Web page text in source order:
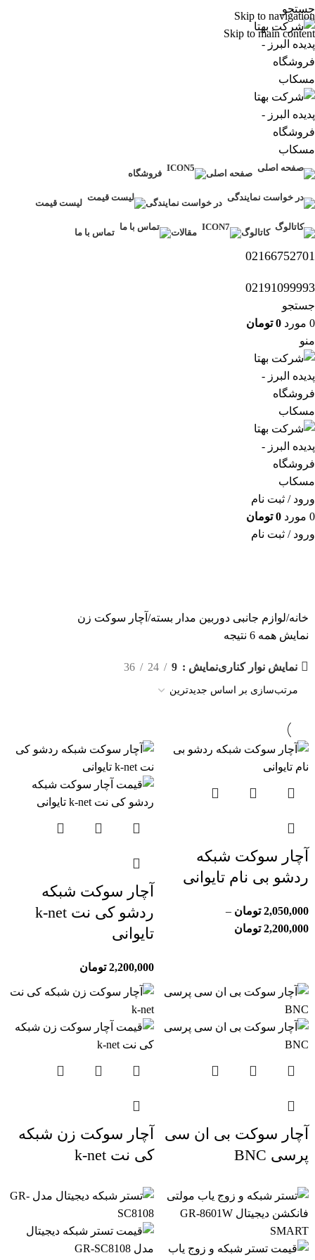
Skip to navigation
Skip to main content
جستجو
صفحه اصلی فروشگاه
در خواست نمایندگی لیست قیمت
کاتالوگ مقالات تماس با ما
02166752701
02191099993
جستجو
0 مورد 0 تومان
منو
ورود / ثبت نام
0 مورد 0 تومان
ورود / ثبت نام
خانه لوازم جانبی دوربین مدار بسته آچار سوکت زن
نمایش همه 6 نتیجه
نمایش نوار کنارینمایش 9
24
36
آچار سوکت شبکه
ردشو بی نام تایوانی
2,050,000 تومان –
2,200,000 تومان
آچار سوکت شبکه
ردشو کی نت k-net
تایوانی
2,200,000 تومان
آچار سوکت بی ان سی
پرسی BNC
آچار سوکت زن شبکه
کی نت k-net